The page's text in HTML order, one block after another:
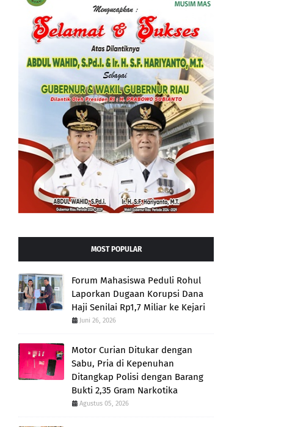
MOST POPULAR
Forum Mahasiswa Peduli Rohul
Laporkan Dugaan Korupsi Dana
Haji Senilai Rp1,7 Miliar ke Kejari
Juni 26, 2026
Motor Curian Ditukar dengan
Sabu, Pria di Kepenuhan
Ditangkap Polisi dengan Barang
Bukti 2,35 Gram Narkotika
Agustus 05, 2026